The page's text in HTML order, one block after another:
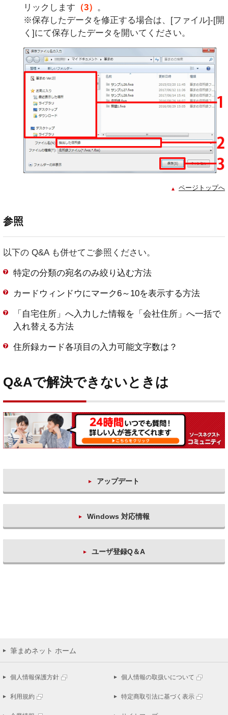
リックします （3） 。
※保存したデータを修正する場合は、[ファイル]-[開
く]にて保存したデータを開いてください。
ページトップへ
参照
以下の Q&A も併せてご参照ください。
特定の分類の宛名のみ絞り込む方法
カードウィンドウにマーク6～10を表示する方法
「自宅住所」へ入力した情報を「会社住所」へ一括で
入れ替える方法
住所録カード各項目の入力可能文字数は？
Q&Aで解決できないときは
アップデート
Windows 対応情報
ユーザ登録Q＆A
筆まめネット ホーム
個人情報保護方針 個人情報の取扱いについて
利用規約 特定商取引法に基づく表示